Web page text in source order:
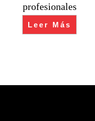
profesionales
Leer Más